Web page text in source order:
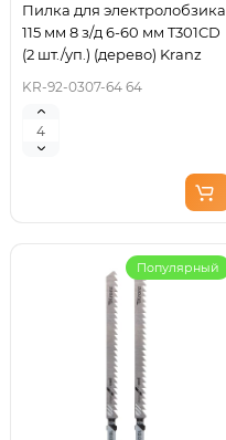
Пилка для электролобзика
115 мм 8 з/д 6-60 мм T301CD
(2 шт./уп.) (дерево) Kranz
KR-92-0307-64 64
Популярный